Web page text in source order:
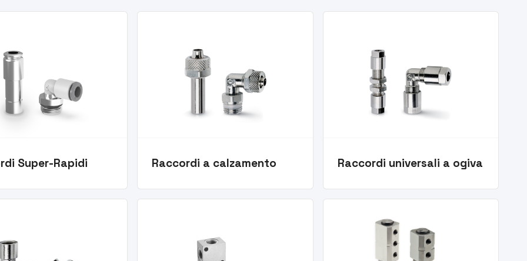
Super-Rapidi Raccordi a calzamento Raccordi universali a ogiva